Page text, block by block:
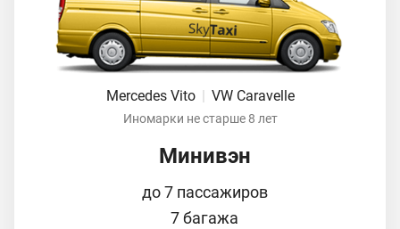
Mercedes Vito VW Caravelle
Иномарки не старше 8 лет
Минивэн
до 7 пассажиров
7 багажа